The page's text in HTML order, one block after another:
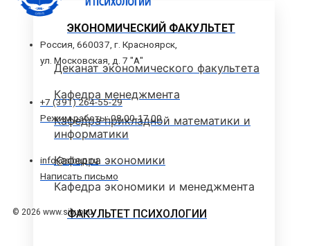
ЭКОНОМИЧЕСКИЙ ФАКУЛЬТЕТ
Деканат экономического факультета
Кафедра менеджмента
Кафедра прикладной математики и
информатики
Кафедра экономики
Кафедра экономики и менеджмента
ФАКУЛЬТЕТ ПСИХОЛОГИИ
Россия, 660037, г. Красноярск,
ул. Московская, д. 7 "А"
+7 (391) 264-55-29
Режим работы: 08.00-17.00
info@sibup.ru
Написать письмо
© 2026 www.sibup.ru